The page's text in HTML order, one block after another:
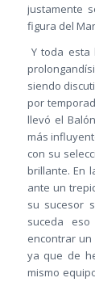
justamente
figura del
Y toda esta
siendo
por
llevó el
más
con su
brillante. En
ante un
su sucesor
suceda
encontrar
ya que de
mismo